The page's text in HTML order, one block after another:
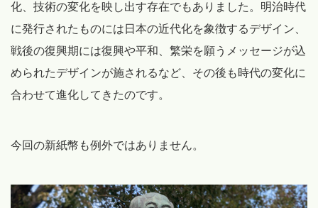
化、技術の変化を映し出す存在でもありました。明治時代
に発行されたものには日本の近代化を象徴するデザイン、
戦後の復興期には復興や平和、繁栄を願うメッセージが込
められたデザインが施されるなど、その後も時代の変化に
合わせて進化してきたのです。
今回の新紙幣も例外ではありません。